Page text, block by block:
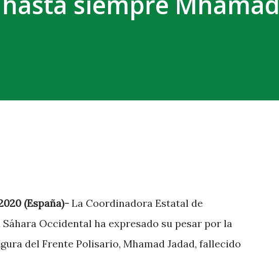
(España)- La Coordinadora Estatal de
Occidental ha expresado su pesar por la
del Frente Polisario, Mhamad Jadad, fallecido